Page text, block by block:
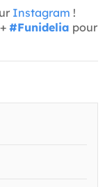
Instagram !
#Funidelia pour